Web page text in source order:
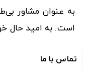
به عنوان مشاور
است. به امید حال
تماس با ما